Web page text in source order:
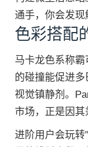
通手，你会发现
色彩搭配
马卡龙色系称
的碰撞能促进
视觉镇静剂。
市场，正是因其
进阶用户会玩